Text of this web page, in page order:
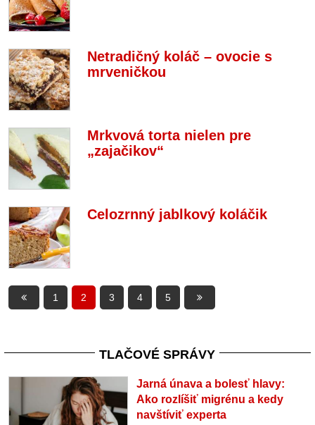
Netradičný koláč – ovocie s
mrveničkou
Mrkvová torta nielen pre
„zajačikov“
Celozrnný jablkový koláčik
1 2 3 4 5
TLAČOVÉ SPRÁVY
Jarná únava a bolesť hlavy:
Ako rozlíšiť migrénu a kedy
navštíviť experta